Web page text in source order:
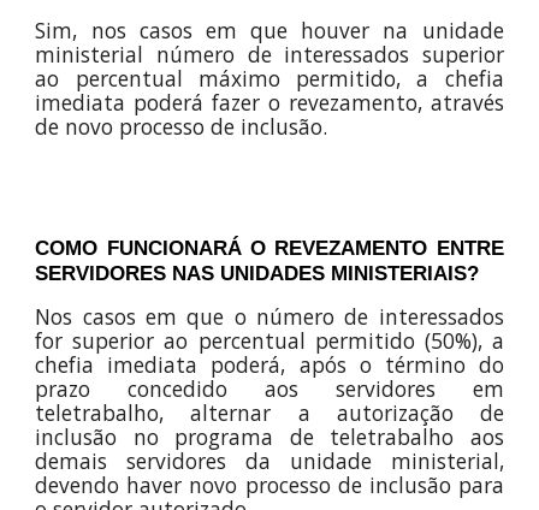
Sim, nos casos em que houver na unidade
ministerial número de interessados superior
ao percentual máximo permitido, a chefia
imediata poderá fazer o revezamento, através
de novo processo de inclusão.
COMO FUNCIONARÁ O REVEZAMENTO ENTRE
SERVIDORES NAS UNIDADES MINISTERIAIS?
Nos casos em que o número de interessados
for superior ao percentual permitido (50%), a
chefia imediata poderá, após o término do
prazo concedido aos servidores em
teletrabalho, alternar a autorização de
inclusão no programa de teletrabalho aos
demais servidores da unidade ministerial,
devendo haver novo processo de inclusão para